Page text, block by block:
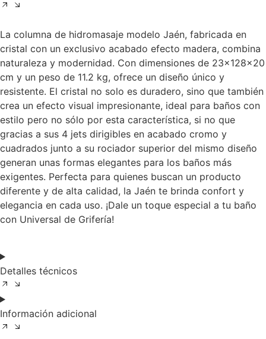
La columna de hidromasaje modelo Jaén, fabricada en
cristal con un exclusivo acabado efecto madera, combina
naturaleza y modernidad. Con dimensiones de 23x128x20
cm y un peso de 11.2 kg, ofrece un diseño único y
resistente. El cristal no solo es duradero, sino que también
crea un efecto visual impresionante, ideal para baños con
estilo pero no sólo por esta característica, si no que
gracias a sus 4 jets dirigibles en acabado cromo y
cuadrados junto a su rociador superior del mismo diseño
generan unas formas elegantes para los baños más
exigentes. Perfecta para quienes buscan un producto
diferente y de alta calidad, la Jaén te brinda confort y
elegancia en cada uso. ¡Dale un toque especial a tu baño
con Universal de Grifería!
Detalles técnicos
Información adicional